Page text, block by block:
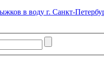
в воду г. Санкт-